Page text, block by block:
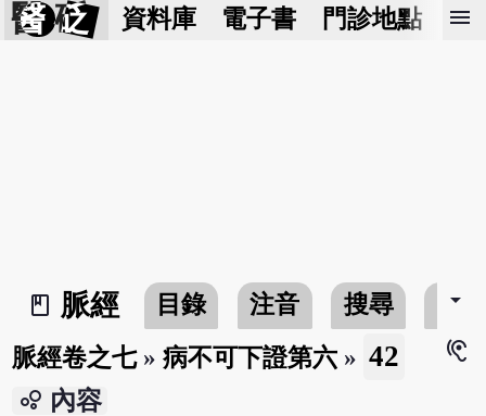
醫 砭 資料庫 電子書 門診地點 預
menu
book_2
脈經 目錄 注音 搜尋 書介
arrow_drop_down
脈經卷之七»病不可下證第六 » 42
hearing
bubble_chart 內容